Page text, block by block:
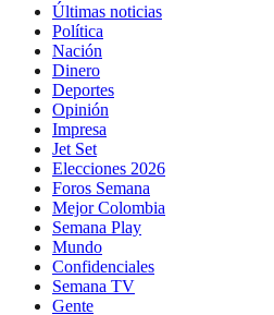
Últimas noticias
Política
Nación
Dinero
Deportes
Opinión
Impresa
Jet Set
Elecciones 2026
Foros Semana
Mejor Colombia
Semana Play
Mundo
Confidenciales
Semana TV
Gente